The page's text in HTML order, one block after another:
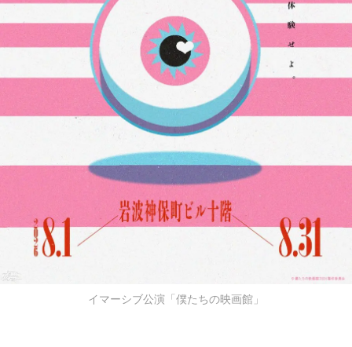
イマーシブ公演「僕たちの映画館」